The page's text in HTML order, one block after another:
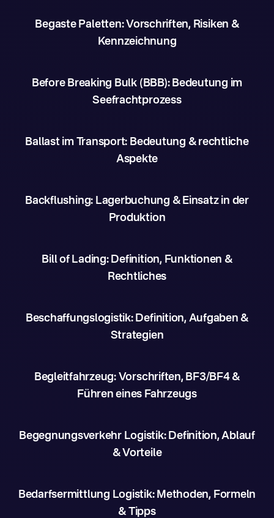
Begaste Paletten: Vorschriften, Risiken &
Kennzeichnung
Before Breaking Bulk (BBB): Bedeutung im
Seefrachtprozess
Ballast im Transport: Bedeutung & rechtliche
Aspekte
Backflushing: Lagerbuchung & Einsatz in der
Produktion
Bill of Lading: Definition, Funktionen &
Rechtliches
Beschaffungslogistik: Definition, Aufgaben &
Strategien
Begleitfahrzeug: Vorschriften, BF3/BF4 &
Führen eines Fahrzeugs
Begegnungsverkehr Logistik: Definition, Ablauf
& Vorteile
Bedarfsermittlung Logistik: Methoden, Formeln
& Tipps